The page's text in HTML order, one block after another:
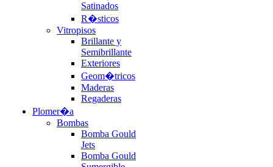
Satinados
R�sticos
Vitropisos
Brillante y
Semibrillante
Exteriores
Geom�tricos
Maderas
Regaderas
Plomer�a
Bombas
Bomba Gould
Jets
Bomba Gould